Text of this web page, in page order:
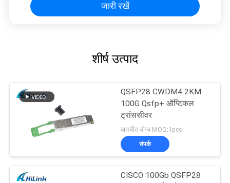
जारी रखें
शीर्ष उत्पाद
QSFP28 CWDM4 2KM
100G Qsfp+ ऑप्टिकल
ट्रांससीवर
बातचीत योग्य MOQ:1pcs
संपर्क
CISCO 100Gb QSFP28